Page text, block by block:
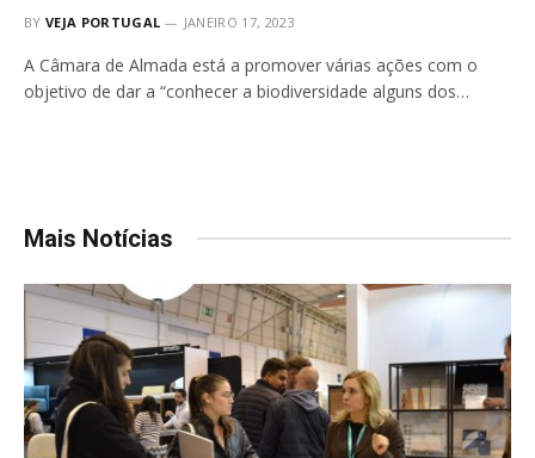
BY VEJA PORTUGAL JANEIRO 17, 2023
A Câmara de Almada está a promover várias ações com o
objetivo de dar a “conhecer a biodiversidade alguns dos…
Mais Notícias